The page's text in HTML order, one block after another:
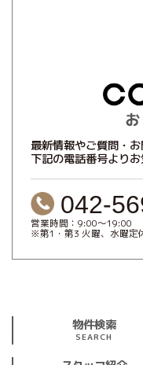
最新情報やご質問・お
下記の電話番号より
042-
営業時間：9:00～19:00
※第1・第3 火曜、水曜定
物件検索
SEARCH